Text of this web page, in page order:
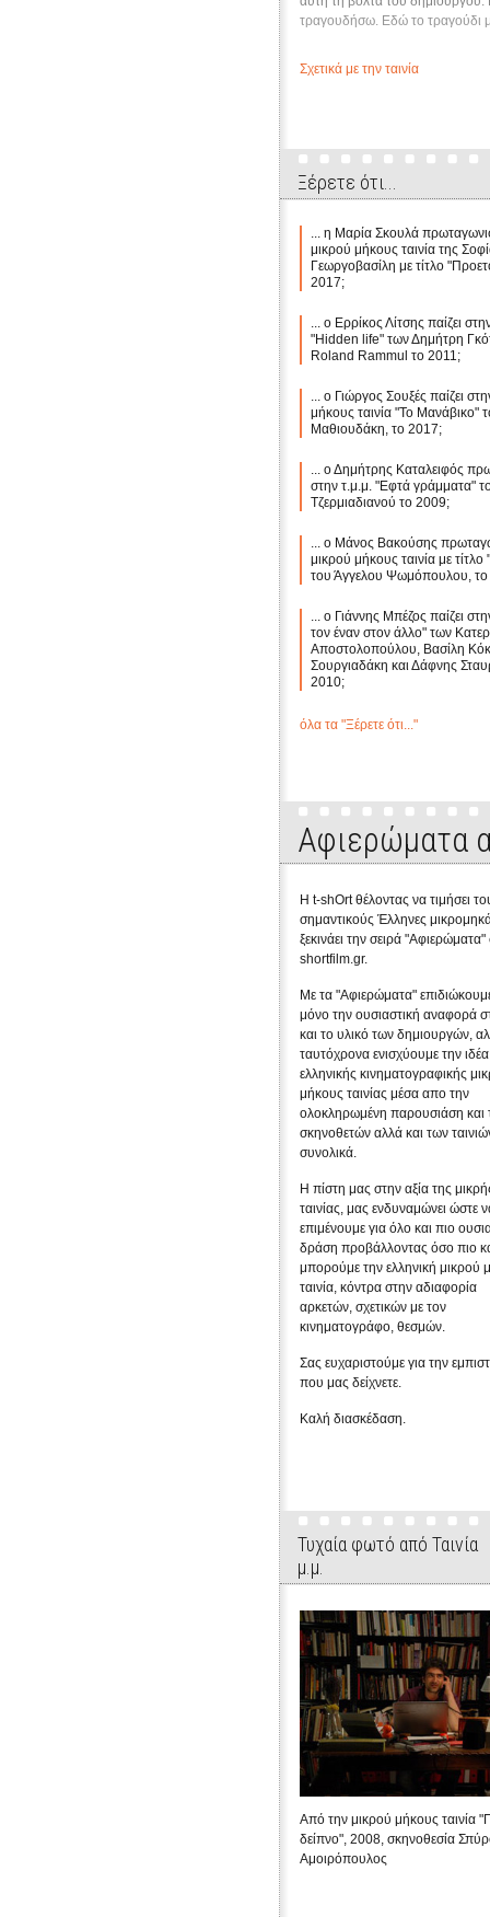
τραγουδήσω. Εδώ το τραγούδι
Σχετικά με την ταινία
Ξέρετε ότι...
... η Μαρία Σκουλά
μικρού μήκους ταινία της
Γεωργοβασίλη με τίτλο
2017;
... ο Ερρίκος Λίτσης παίζει
"Hidden life" των Δημήτρη
Roland Rammul το 2011;
... ο Γιώργος Σουξές παίζει
μήκους ταινία "Το Μανάβικο"
Μαθιουδάκη, το 2017;
... ο Δημήτρης Καταλειφός
στην τ.μ.μ. "Εφτά γράμματα"
Τζερμιαδιανού το 2009;
... ο Μάνος Βακούσης
μικρού μήκους ταινία με
του Άγγελου Ψωμόπουλου,
... ο Γιάννης Μπέζος παίζει
τον έναν στον άλλο" των
Αποστολοπούλου, Βασίλη
Σουργιαδάκη και Δάφνης
2010;
όλα τα "Ξέρετε ότι..."
Αφιερώματα
Η t-shOrt θέλοντας να τιμήσει
σημαντικούς Έλληνες
ξεκινάει την σειρά "Αφιερώματα"
shortfilm.gr.
Με τα "Αφιερώματα"
μόνο την ουσιαστική αναφορά
και το υλικό των δημιουργών,
ταυτόχρονα ενισχύουμε την
ελληνικής κινηματογραφικής
μήκους ταινίας μέσα απο την
ολοκληρωμένη παρουσιάση και
σκηνοθετών αλλά και των
συνολικά.
Η πίστη μας στην αξία της
ταινίας, μας ενδυναμώνει ώστε
επιμένουμε για όλο και πιο
δράση προβάλλοντας όσο πιο
μπορούμε την ελληνική μικρού
ταινία, κόντρα στην αδιαφορία
αρκετών, σχετικών με τον
κινηματογράφο, θεσμών.
Σας ευχαριστούμε για την
που μας δείχνετε.
Καλή διασκέδαση.
Τυχαία φωτό από Ταινία
μ.μ.
Από την μικρού μήκους ταινία
δείπνο", 2008, σκηνοθεσία
Αμοιρόπουλος